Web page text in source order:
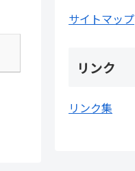
サイトマップ
リンク
リンク集